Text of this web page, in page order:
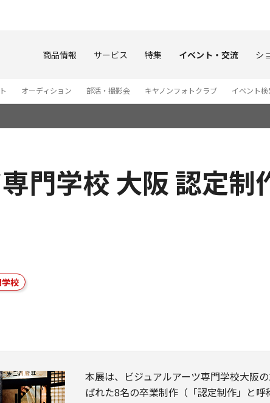
商品情報 サービス 特集 イベント・交流 シ
オーディション 部活・撮影会 キヤノンフォトクラブ イベント検
門学校 大阪 認定制
校
本展は、ビジュアルアーツ専門学校大阪
ばれた8名の卒業制作（「認定制作」と